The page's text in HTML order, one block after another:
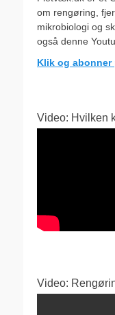
om rengøring,
mikrobiologi og
også denne
Klik og abonner
Video: Hvilken
Video: